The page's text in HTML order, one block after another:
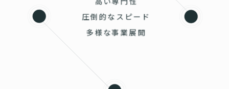
圧倒的なスピード
多様な事業展開